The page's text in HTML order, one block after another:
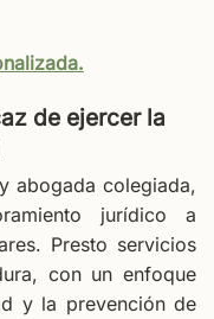
de ejercer la
abogada colegiada,
jurídico a
Presto servicios
con un enfoque
y la prevención de